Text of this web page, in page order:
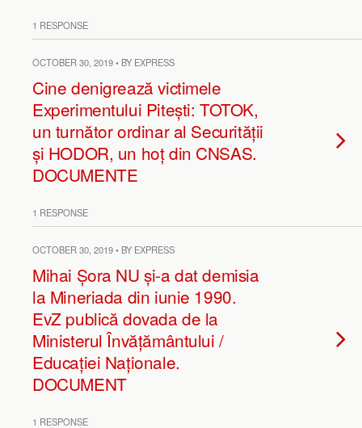
1 RESPONSE
OCTOBER 30, 2019 • BY EXPRESS
Cine denigrează victimele
Experimentului Pitești: TOTOK,
un turnător ordinar al Securității
și HODOR, un hoț din CNSAS.
DOCUMENTE
1 RESPONSE
OCTOBER 30, 2019 • BY EXPRESS
Mihai Șora NU și-a dat demisia
la Mineriada din iunie 1990.
EvZ publică dovada de la
Ministerul Învățământului /
Educației Naționale.
DOCUMENT
1 RESPONSE